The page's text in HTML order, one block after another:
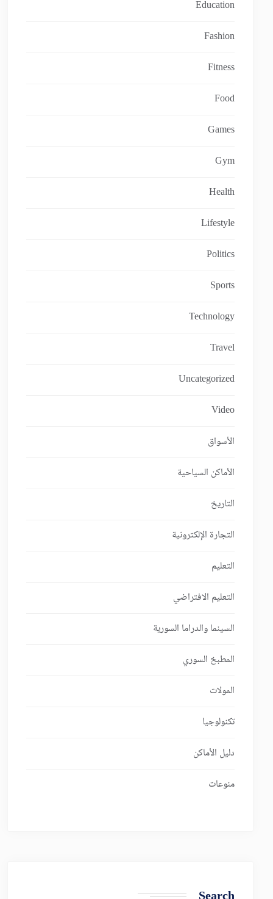
Education
Fashion
Fitness
Food
Games
Gym
Health
Lifestyle
Politics
Sports
Technology
Travel
Uncategorized
Video
الأسواق
الأماكن السياحية
التاريخ
التجارة الإلكترونية
التعليم
التعليم الافتراضي
السينما والدراما السورية
المطبخ السوري
المولات
تكنولوجيا
دليل الأماكن
منوعات
Search